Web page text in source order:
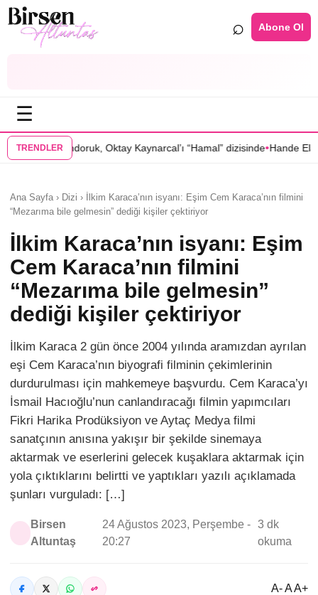
⌕ Abone Ol
☰
TRENDLER
Kaynarcal’ı “Hamal” dizisinde•Hande Elaman, “Tutsak Sevda”
Ana Sayfa › Dizi › İlkim Karaca’nın isyanı: Eşim Cem Karaca’nın filmini
“Mezarıma bile gelmesin” dediği kişiler çektiriyor
İlkim Karaca’nın isyanı: Eşim
Cem Karaca’nın filmini
“Mezarıma bile gelmesin”
dediği kişiler çektiriyor
İlkim Karaca 2 gün önce 2004 yılında aramızdan ayrılan
eşi Cem Karaca’nın biyografi filminin çekimlerinin
durdurulması için mahkemeye başvurdu. Cem Karaca’yı
İsmail Hacıoğlu’nun canlandıracağı filmin yapımcıları
Fikri Harika Prodüksiyon ve Aytaç Medya filmi
sanatçının anısına yakışır bir şekilde sinemaya
aktarmak ve eserlerini gelecek kuşaklara aktarmak için
yola çıktıklarını belirtti ve yaptıkları yazılı açıklamada
şunları vurguladı: […]
Birsen
Altuntaş
24 Ağustos 2023, Perşembe -
20:27
3 dk
okuma
A- A A+